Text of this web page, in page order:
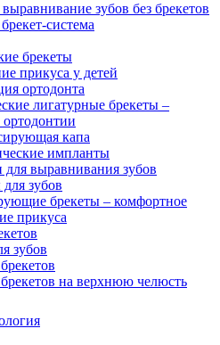
зубов без брекетов
система
брекеты
прикуса у детей
ортодонта
лигатурные брекеты –
ортодонтии
капа
импланты
выравнивания зубов
зубов
брекеты – комфортное
прикуса
зубов
на верхнюю челюсть